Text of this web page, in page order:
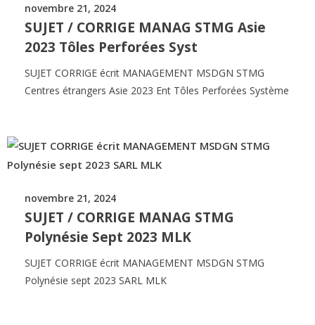
novembre 21, 2024
SUJET / CORRIGE MANAG STMG Asie
2023 Tôles Perforées Syst
SUJET CORRIGE écrit MANAGEMENT MSDGN STMG
Centres étrangers Asie 2023 Ent Tôles Perforées Système
novembre 21, 2024
SUJET / CORRIGE MANAG STMG
Polynésie Sept 2023 MLK
SUJET CORRIGE écrit MANAGEMENT MSDGN STMG
Polynésie sept 2023 SARL MLK